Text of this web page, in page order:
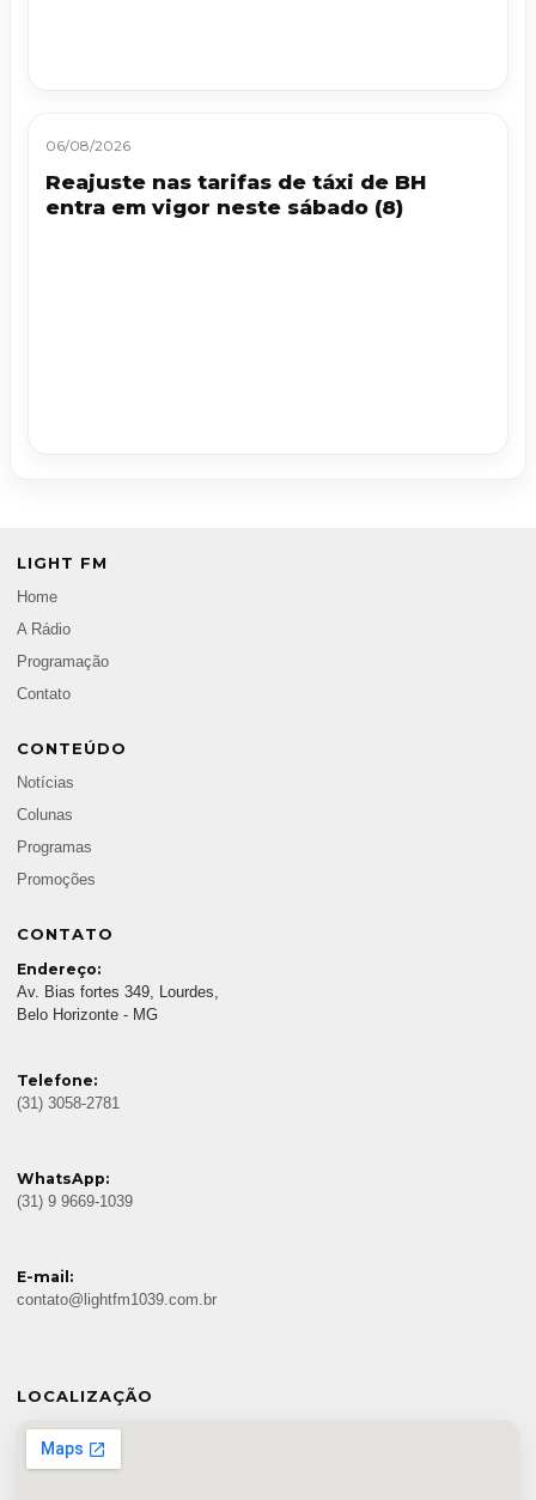
06/08/2026
Reajuste nas tarifas de táxi de BH
entra em vigor neste sábado (8)
LIGHT FM
Home
A Rádio
Programação
Contato
CONTEÚDO
Notícias
Colunas
Programas
Promoções
CONTATO
Endereço:
Av. Bias fortes 349, Lourdes,
Belo Horizonte - MG
Telefone:
(31) 3058-2781
WhatsApp:
(31) 9 9669-1039
E-mail:
contato@lightfm1039.com.br
LOCALIZAÇÃO